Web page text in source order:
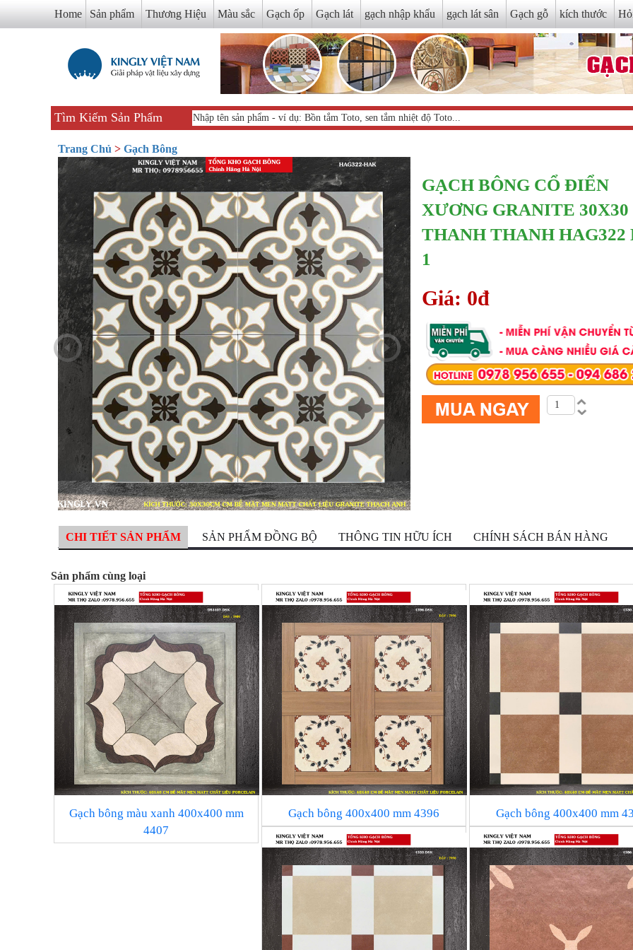
Home Sản phẩm Thương Hiệu Màu sắc Gạch ốp Gạch lát gạch nhập khẩu gạch lát sân Gạch gỗ kích thước
Tìm Kiếm Sản Phẩm
Trang Chủ > Gạch Bông
GẠCH BÔNG CỔ ĐIỂN
XƯƠNG GRANITE 30X30
THANH THANH HAG322
1
Giá: 0đ
CHI TIẾT SẢN PHẨM SẢN PHẨM ĐỒNG BỘ THÔNG TIN HỮU ÍCH CHÍNH SÁCH BÁN HÀNG
Sản phẩm cùng loại
Gạch bông màu xanh 400x400 mm
4407
Gạch bông 400x400 mm 4396 Gạch bông 400x400 mm